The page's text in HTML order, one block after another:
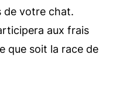
de votre chat.
aux frais
que soit la race de